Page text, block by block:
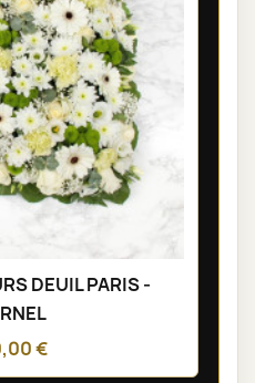
DEUIL PARIS -
€